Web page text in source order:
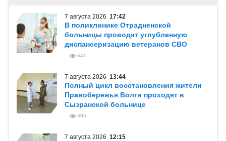
7 августа 2026 17:42
В поликлинике Отрадненской
больницы проводят углубленную
диспансеризацию ветеранов СВО
641
7 августа 2026 13:44
Полный цикл восстановления жители
Правобережья Волги проходят в
Сызранской больнице
585
7 августа 2026 12:15